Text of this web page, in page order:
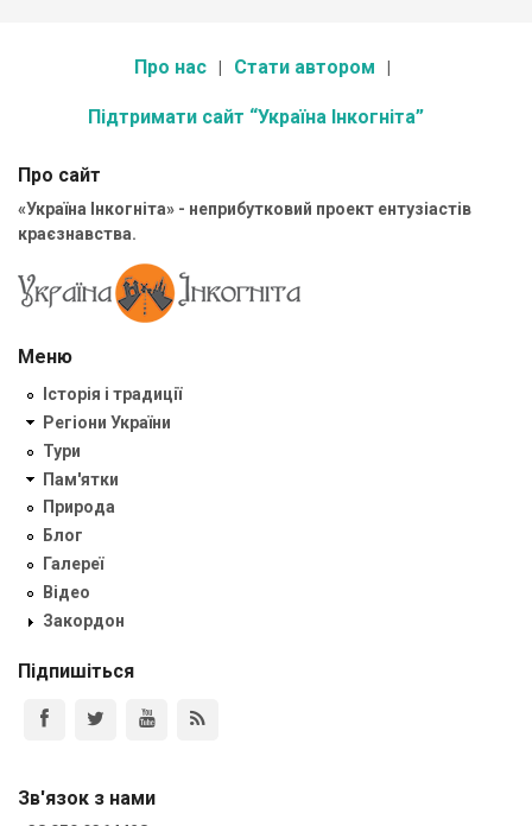
Про нас Стати автором
Підтримати сайт “Україна Інкогніта”
Про сайт
«Україна Інкогніта» - неприбутковий проект ентузіастів
краєзнавства.
Меню
Історія і традиції
Регіони України
Тури
Пам'ятки
Природа
Блог
Галереї
Відео
Закордон
Підпишіться
Зв'язок з нами